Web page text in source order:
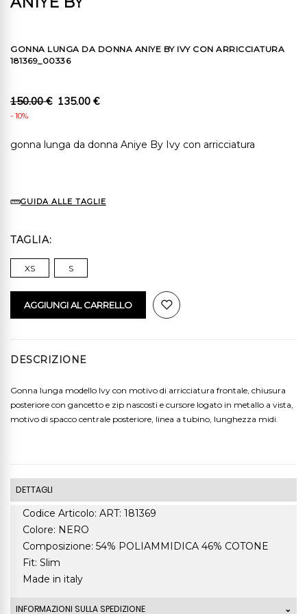
GONNA LUNGA DA DONNA ANIYE BY IVY CON ARRICCIATURA
181369_00336
150.00 € 135.00 €
- 10%
gonna lunga da donna Aniye By Ivy con arricciatura
GUIDA ALLE TAGLIE
TAGLIA
XS S
AGGIUNGI AL CARRELLO
DESCRIZIONE
Gonna lunga modello Ivy con motivo di arricciatura frontale, chiusura
posteriore con gancetto e zip nascosti e cursore logato in metallo a vista,
motivo di spacco centrale posteriore, linea a tubino, lunghezza midi.
DETTAGLI
Codice Articolo: ART: 181369
Colore: NERO
Composizione: 54% POLIAMMIDICA 46% COTONE
Fit: Slim
Made in italy
INFORMAZIONI SULLA SPEDIZIONE